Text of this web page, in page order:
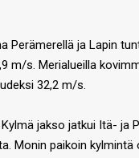
Perämerellä ja Lapin
m/s. Merialueilla
32,2 m/s.
jakso jatkui Itä- ja
Monin paikoin kylmintä